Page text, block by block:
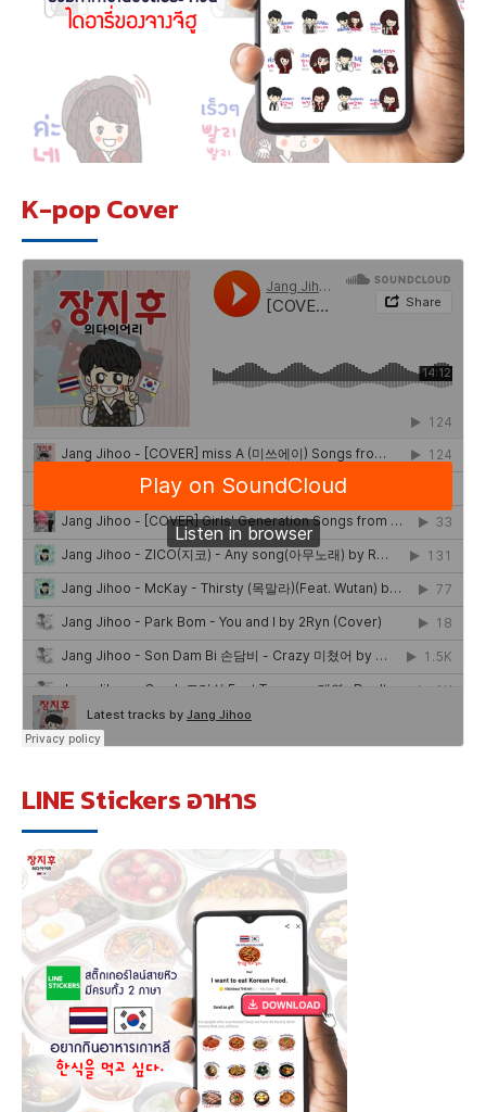
K-pop Cover
LINE Stickers อาหาร